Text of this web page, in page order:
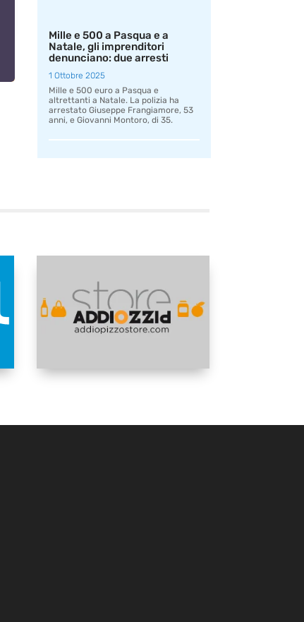
Mille e 500 a Pasqua e a
Natale, gli imprenditori
denunciano: due arresti
1 Ottobre 2025
Mille e 500 euro a Pasqua e
altrettanti a Natale. La polizia ha
arrestato Giuseppe Frangiamore, 53
anni, e Giovanni Montoro, di 35.